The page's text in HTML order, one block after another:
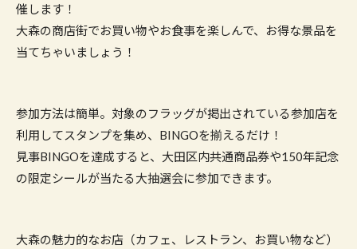
催します！
大森の商店街でお買い物やお食事を楽しんで、お得な景品を
当てちゃいましょう！
参加方法は簡単。対象のフラッグが掲出されている参加店を
利用してスタンプを集め、BINGOを揃えるだけ！
見事BINGOを達成すると、大田区内共通商品券や150年記念
の限定シールが当たる大抽選会に参加できます。
大森の魅力的なお店（カフェ、レストラン、お買い物など）